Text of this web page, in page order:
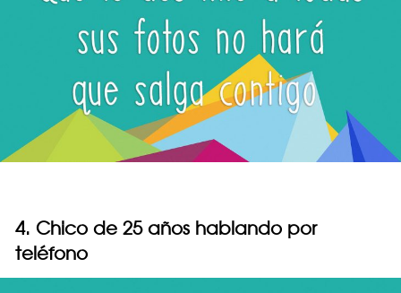
4. Chico de 25 años hablando por
teléfono